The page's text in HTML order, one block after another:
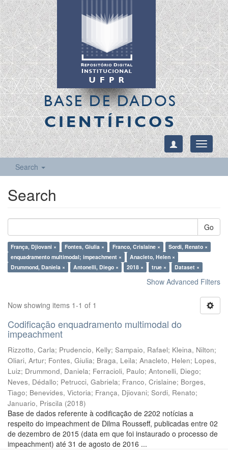
BASE DE DADOS
CIENTÍFICOS
Toggle
Search
Search
Go
França, Djiovani × Fontes, Giulia × Franco, Crislaine ×
Sordi, Renato ×
enquadramento multimodal; impeachment ×
Anacleto, Helen ×
Drummond, Daniela ×
Antonelli, Diego × 2018 × true × Dataset ×
Show Advanced Filters
Now showing items 1-1 of 1
Codificação enquadramento multimodal do
impeachment
Rizzotto, Carla; Prudencio, Kelly; Sampaio, Rafael; Kleina, Nilton;
Oliari, Artur; Fontes, Giulia; Braga, Leila; Anacleto, Helen; Lopes,
Luiz; Drummond, Daniela; Ferracioli, Paulo; Antonelli, Diego;
Neves, Dédallo; Petrucci, Gabriela; Franco, Crislaine; Borges,
Tiago; Benevides, Victoria; França, Djiovani; Sordi, Renato;
Januario, Priscila (2018)
Base de dados referente à codificação de 2202 notícias a
respeito do impeachment de Dilma Rousseff, publicadas entre 02
de dezembro de 2015 (data em que foi instaurado o processo de
impeachment) até 31 de agosto de 2016 ...